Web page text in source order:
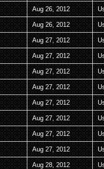
Aug 26, 2012
Aug 26, 2012
Aug 27, 2012
Aug 27, 2012
Aug 27, 2012
Aug 27, 2012
Aug 27, 2012
Aug 27, 2012
Aug 27, 2012
Aug 27, 2012
Aug 28, 2012